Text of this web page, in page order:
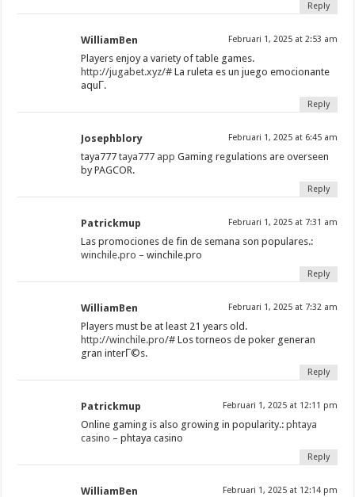
Reply
WilliamBen Februari 1, 2025 at 2:53 am
Players enjoy a variety of table games.
http://jugabet.xyz/# La ruleta es un juego emocionante
aquГ­.
Reply
Josephblory Februari 1, 2025 at 6:45 am
taya777taya777 app Gaming regulations are overseen
by PAGCOR.
Reply
Patrickmup Februari 1, 2025 at 7:31 am
Las promociones de fin de semana son populares.:
winchile.pro – winchile.pro
Reply
WilliamBen Februari 1, 2025 at 7:32 am
Players must be at least 21 years old.
http://winchile.pro/# Los torneos de poker generan
gran interГ©s.
Reply
Patrickmup Februari 1, 2025 at 12:11 pm
Online gaming is also growing in popularity.:phtaya
casino – phtaya casino
Reply
WilliamBen Februari 1, 2025 at 12:14 pm